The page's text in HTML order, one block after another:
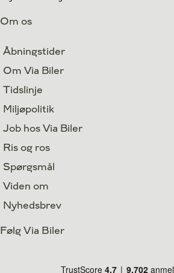
Om os
Åbningstider
Om Via Biler
Tidslinje
Miljøpolitik
Job hos Via Biler
Ris og ros
Spørgsmål
Viden om
Nyhedsbrev
Følg Via Biler